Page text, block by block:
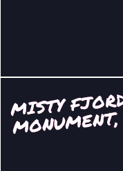
MISTY
MENT,